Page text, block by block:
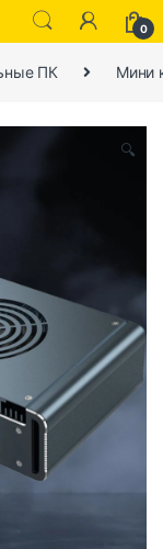
0
ПК Мини
🔍